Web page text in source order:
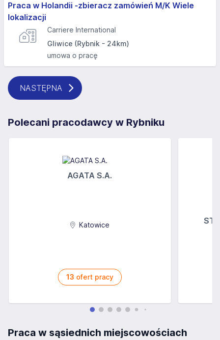
Praca w Holandii -zbieracz zamówień M/K Wiele
lokalizacji
Carriere International
Gliwice (Rybnik - 24km)
umowa o pracę
NASTĘPNA
Polecani pracodawcy w Rybniku
AGATA S.A.
Katowice
13 ofert pracy
Praca w sąsiednich miejscowościach